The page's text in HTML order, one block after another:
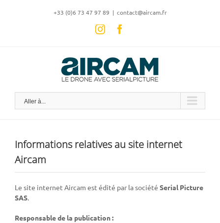
‭+33 (0)6 73 47 97 89 | contact@aircam.fr
Instagram
Aller à...
Informations relatives au site internet
Aircam
Le site internet Aircam est édité par la société Serial Picture
SAS.
Responsable de la publication :